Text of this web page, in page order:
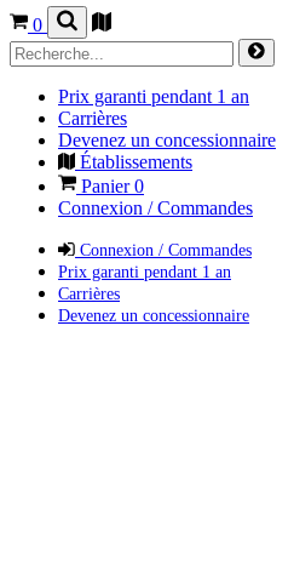
0
Prix garanti pendant 1 an
Carrières
Devenez un concessionnaire
Établissements
Panier0
Connexion / Commandes
Connexion / Commandes
Prix garanti pendant 1 an
Carrières
Devenez un concessionnaire